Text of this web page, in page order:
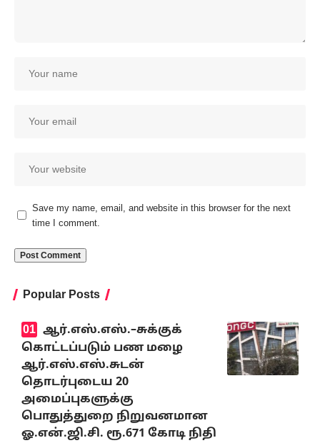
Save my name, email, and website in this browser for the next
time I comment.
Popular Posts
ஆர்.எஸ்.எஸ்.–சுக்குக்
கொட்டப்படும் பண மழை
ஆர்.எஸ்.எஸ்.சுடன்
தொடர்புடைய 20
அமைப்புகளுக்கு
பொதுத்துறை நிறுவனமான
ஓ.என்.ஜி.சி. ரூ.671 கோடி நிதி